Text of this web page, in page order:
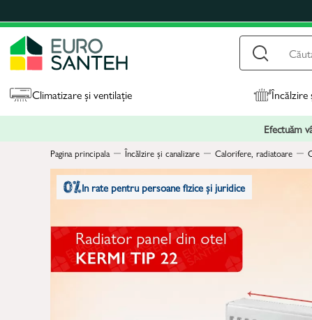
Climatizare și ventilație Încălzire
Efectuăm
Pagina principala Încălzire și canalizare Calorifere, radiatoare
In rate pentru persoane fizice și juridice